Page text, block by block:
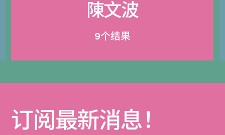
陳文波
9个结果
订阅最新消息！